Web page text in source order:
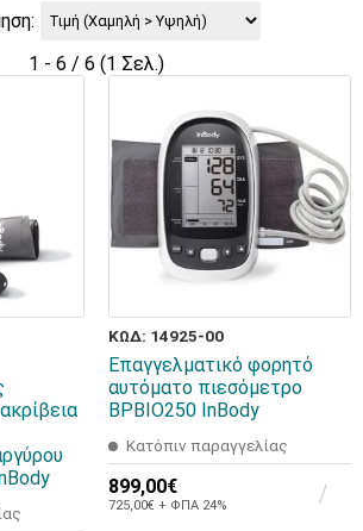
1 - 6 / 6 (1 Σελ.)
ΚΩΔ: 14925-00
Επαγγελματικό φορητό
αυτόματο πιεσόμετρο
BPBIO250 InBody
Κατόπιν παραγγελίας
899,00€
725,00€ + ΦΠΑ 24%